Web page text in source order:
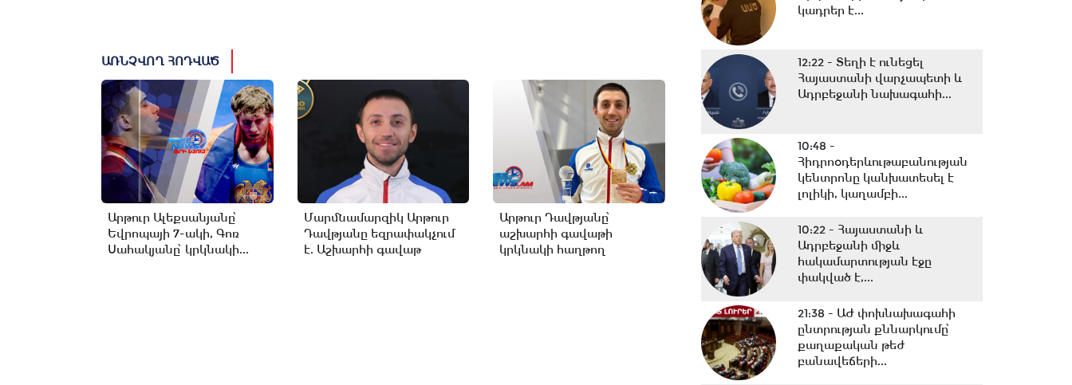
ԱՌՆՉՎՈՂ ՀՈԴՎԱԾ
Արթուր Ալեքսանյանը՝
Եվրոպայի 7-ակի, Գոռ
Սահակյանը՝ կրկնակի...
Մարմնամարզիկ Արթուր
Դավթյանը եզրափակչում
է. Աշխարհի գավաթ
Արթուր Դավթյանը՝
աշխարհի գավաթի
կրկնակի հաղթող
կադրեր է...
12:22 - Տեղի է ունեցել
Հայաստանի վարչապետի և
Ադրբեջանի նախագահի...
10:48 -
Հիդրոօդերևութաբանության
կենտրոնը կանխատեսել է
լոլիկի, կաղամբի...
10:22 - Հայաստանի և
Ադրբեջանի միջև
հակամարտության էջը
փակված է,...
21:38 - ԱԺ փոխնախագահի
ընտրության քննարկումը՝
քաղաքական թեժ
բանավեճերի...